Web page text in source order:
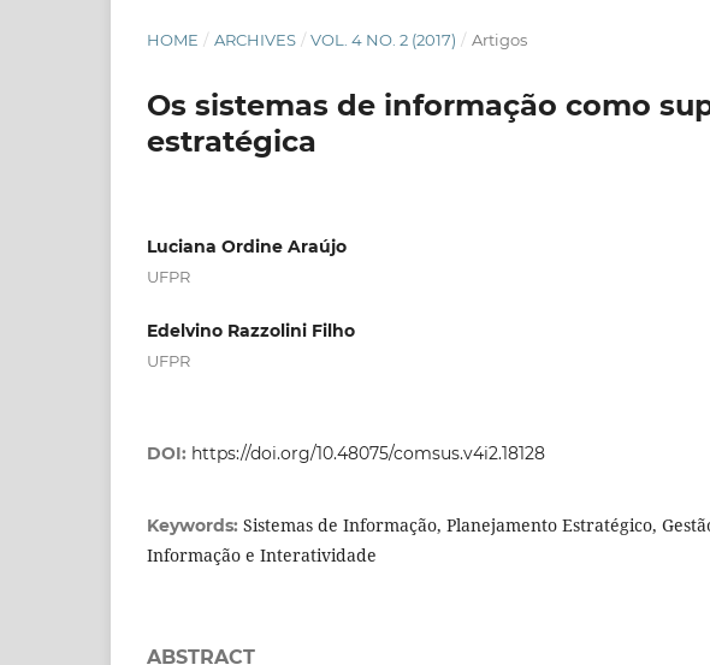
HOME / ARCHIVES / VOL. 4 NO. 2 (2017) / Artigos
Os sistemas de informação como
estratégica
Luciana Ordine Araújo
UFPR
Edelvino Razzolini Filho
UFPR
DOI: https://doi.org/10.48075/comsus.v4i2.18128
Keywords: Sistemas de Informação, Planejamento Estratégico,
Informação e Interatividade
ABSTRACT